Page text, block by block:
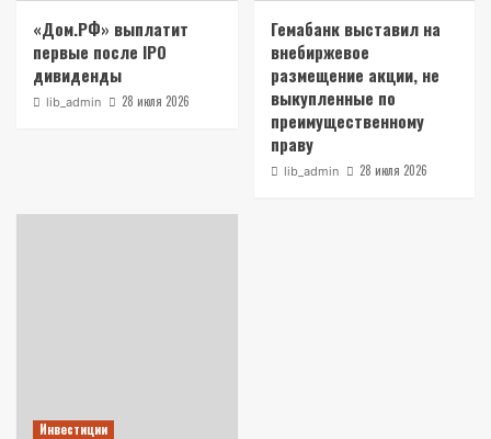
«Дом.РФ» выплатит
первые после IPO
дивиденды
lib_admin 28 июля 2026
Гемабанк выставил на
внебиржевое
размещение акции, не
выкупленные по
преимущественному
праву
lib_admin 28 июля 2026
Инвестиции